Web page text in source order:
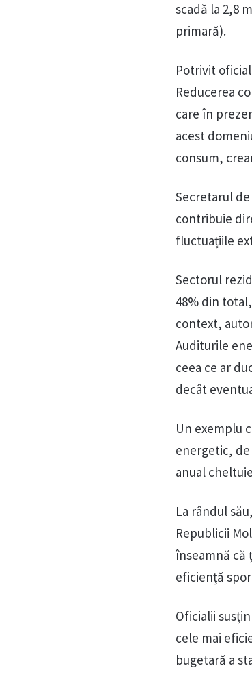
scadă la 2,8
primară).
Potrivit
Reducerea
care în
acest
consum,
Secretarul
contribuie
fluctuațiile
Sectorul
48% din
context,
Auditurile
ceea ce ar
decât
Un exemplu
energetic, de
anual
La rândul
Republicii
înseamnă că
eficiență
Oficialii
cele mai
bugetară a